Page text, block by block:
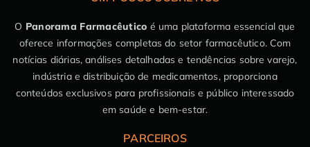
O Panorama Farmacêutico é uma plataforma essencial que
oferece informações completas do setor farmacêutico. Com
notícias diárias, análises detalhadas e tendências sobre varejo,
indústria e distribuição de medicamentos, proporciona
conteúdos exclusivos para profissionais e público interessado
em saúde e bem-estar.
PARCEIROS